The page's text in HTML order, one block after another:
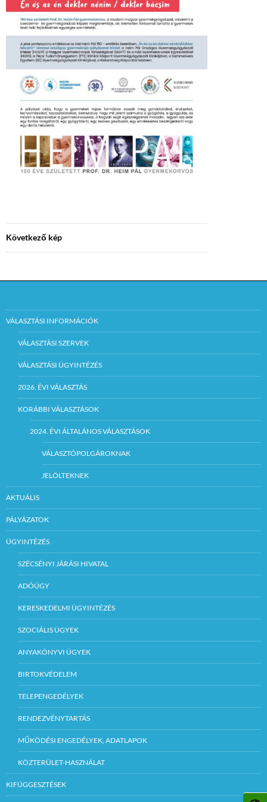
Következő kép
VÁLASZTÁSI INFORMÁCIÓK
VÁLASZTÁSI SZERVEK
VÁLASZTÁSI ÜGYINTÉZÉS
2026. ÉVI VÁLASZTÁS
KORÁBBI VÁLASZTÁSOK
2024. ÉVI ÁLTALÁNOS VÁLASZTÁSOK
VÁLASZTÓPOLGÁROKNAK
JELÖLTEKNEK
AKTUÁLIS
PÁLYÁZATOK
ÜGYINTÉZÉS
SZÉCSÉNYI JÁRÁSI HIVATAL
ADÓÜGY
KERESKEDELMI ÜGYINTÉZÉS
SZOCIÁLIS ÜGYEK
ANYAKÖNYVI ÜGYEK
BIRTOKVÉDELEM
TELEPENGEDÉLYEK
RENDEZVÉNYTARTÁS
MŰKÖDÉSI ENGEDÉLYEK, ADATLAPOK
KÖZTERÜLET-HASZNÁLAT
KIFÜGGESZTÉSEK